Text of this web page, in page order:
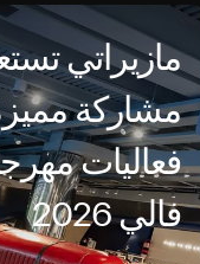
مازيراتي
مشاركة
فعاليات
فالي 2026